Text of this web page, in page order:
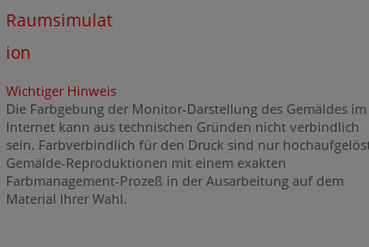
Raumsimulat
ion
Wichtiger Hinweis
Die Farbgebung der Monitor-Darstellung des Gemäldes im
Internet kann aus technischen Gründen nicht verbindlich
sein. Farbverbindlich für den Druck sind nur
Gemälde-Reproduktionen mit einem exakten
Farbmanagement-Prozeß in der Ausarbeitung auf dem
Material Ihrer Wahl.